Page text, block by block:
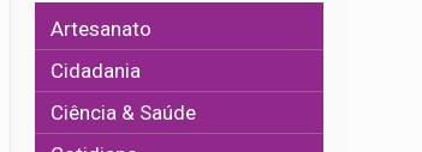
Artesanato
Cidadania
Ciência & Saúde